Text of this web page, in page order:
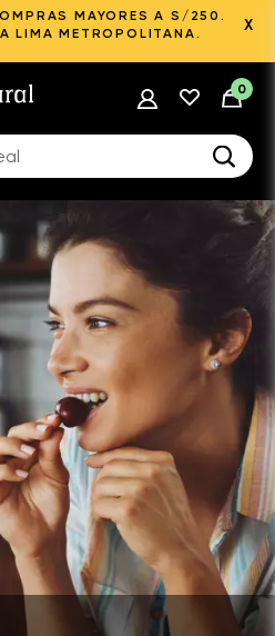
MAYORES A S/250.
LIMA METROPOLITANA.
X
0